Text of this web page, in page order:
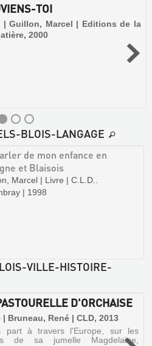
TOI
| Guillon, Marcel | Editions de la
2000
BLOIS-LANGAGE
de mon enfance en
et Blaisois
Marcel | Livre | C.L.D..
| 1998
VILLE-HISTOIRE-
D'ORCHAISE
| Bruneau, René | CLD, 2013
part à travers l'Europe, sur les
de sa jumelle Magdelaine,